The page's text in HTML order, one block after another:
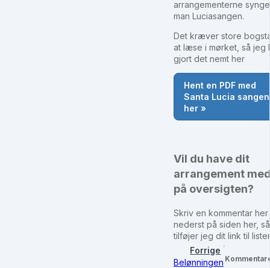
arrangementerne
man Luciasangen.
Det kræver store
at læse i mørket, så jeg
gjort det nemt her
Hent en PDF med
Santa Lucia sangen
her »
Vil du have dit
arrangement
på oversigten?
Skriv en kommentar her
nederst på siden her, så
tilføjer jeg dit link til
Forrige
Belønningen